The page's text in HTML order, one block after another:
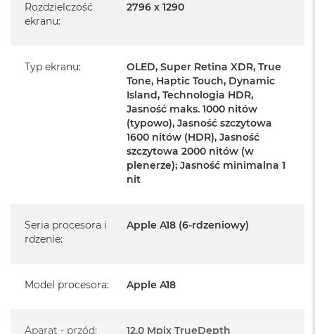
Zawartość zestawu:
Przewód USB-C do ładowania (1m)
Najważniejsze cechy:
ustawień. Genialne zdjęcia i wideo zarejestrujesz teraz w
BLIŻEJ, DALEJ, LEPIEJ
–Udoskonalony aparat
Aparatem Fusion 48 MP zrobisz zarówno fotografie o
Rozdzielczość
ekranu:
2796 x 1290
Typ ekranu:
OLED, Super Retina XDR, True
Tone, Haptic Touch, Dynamic
Island, Technologia HDR,
Jasność maks. 1000 nitów
(typowo), Jasność szczytowa
1600 nitów (HDR), Jasność
szczytowa 2000 nitów (w
plenerze); Jasność minimalna 1
nit
Seria procesora i
rdzenie:
Apple A18 (6-rdzeniowy)
Model procesora: Apple A18
Aparat - przód: 12.0 Mpix TrueDepth